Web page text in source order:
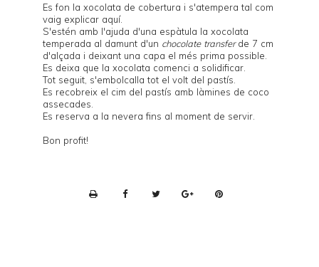
Es fon la xocolata de cobertura i s'atempera tal com
vaig explicar aquí.
S'estén amb l'ajuda d'una espàtula la xocolata
temperada al damunt d'un chocolate transferde 7 cm
d'alçada i deixant una capa el més prima possible.
Es deixa que la xocolata comenci a solidificar.
Tot seguit, s'embolcalla tot el volt del pastís.
Es recobreix el cim del pastís amb làmines de coco
assecades.
Es reserva a la nevera fins al moment de servir.
Bon profit!